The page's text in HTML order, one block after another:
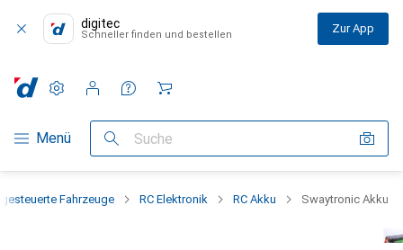
digitec
Schneller finden und bestellen Zur App
Navigation nach Kategorien
Menü Suche
Einstellungen
Kundenkonto
Vergleichslisten
Merklisten
Warenkorb
Fahrzeuge RC Elektronik RC Akku Swaytronic Akku